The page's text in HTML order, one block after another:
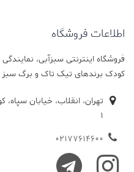
اطلاعات فروشگاه
فروشگاه اینترنتی سبزآبی،
کودک برندهای تیک تاک و برگ سبز
1
02177614600